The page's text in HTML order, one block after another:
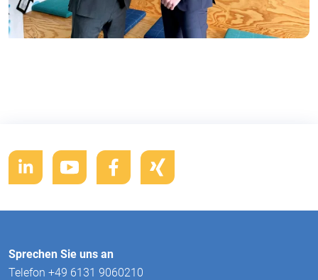
Sprechen Sie uns an
Telefon +49 6131 9060210